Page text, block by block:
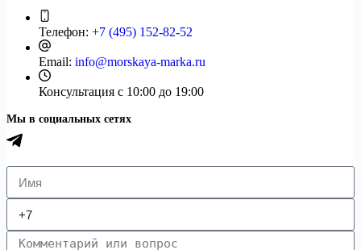
Телефон: +7 (495) 152-82-52
Email: info@morskaya-marka.ru
Консультация с 10:00 до 19:00
Мы в социальных сетях